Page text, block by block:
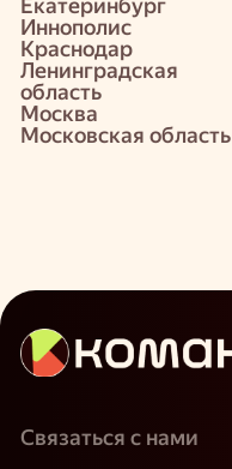
Екатеринбург
Иннополис
Краснодар
Ленинградская
область
Москва
Московская область
Связаться с нами